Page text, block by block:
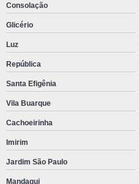
Válvula solenoide caterpillar
Consolação
Glicério
Luz
República
Santa Efigênia
Vila Buarque
Cachoeirinha
Imirim
Jardim São Paulo
Mandaqui